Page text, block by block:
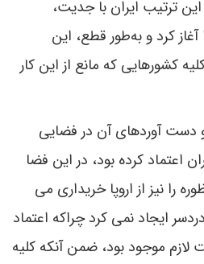
این ترتیب ایران با جدیت،
آغاز کرد و به‌طور قطع، این
کشورهایی که مانع از این کار
دست آوردهای آن در فضایی
اعتماد کرده بود، در این فضا
را نیز از اروپا خریداری می
ایجاد نمی کرد چراکه اعتماد
لازم موجود بود، ضمن آنکه کلیه